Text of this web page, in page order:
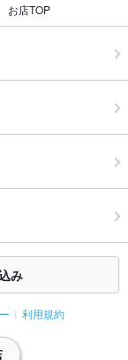
お店TOP
み
利用規約